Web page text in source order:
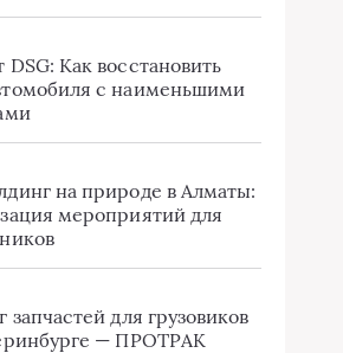
DSG: Как восстановить
с наименьшими
на природе в Алматы:
мероприятий для
запчастей для грузовиков
— ПРОТРАК